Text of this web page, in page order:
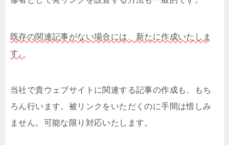
既存の関連記事がない場合には、新たに作成いたしま
す。
当社で貴ウェブサイトに関連する記事の作成も、もち
ろん行います。被リンクをいただくのに手間は惜しみ
ません。可能な限り対応いたします。